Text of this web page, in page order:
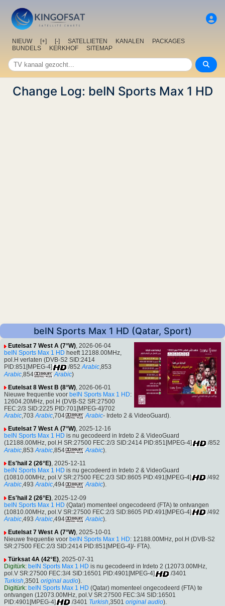
NIEUW [+] [-] SATELLIETEN KANALEN
PACKAGES
BUNDELS
KERKHOF SITEMAP
Change Log: beIN Sports Max 1 HD
beIN Sports Max 1 HD (Qatar, Sport)
Eutelsat 7 West A (7°W), 2026-06-04
beIN Sports Max 1 HD heeft 12188.00MHz,
pol.H verlaten (DVB-S2 SID:2414
PID:851[MPEG-4]
/852 Arabic,853
Arabic ,854 Arabic)
Eutelsat 8 West B (8°W), 2026-06-01
Nieuwe frequentie voor beIN Sports Max 1 HD:
12604.20MHz, pol.H (DVB-S2 SR:27500
FEC:2/3 SID:2225 PID:701[MPEG-4]/702
Arabic,703 Arabic,704 Arabic- Irdeto 2 & VideoGuard).
Eutelsat 7 West A (7°W), 2025-12-16
beIN Sports Max 1 HD is nu gecodeerd in Irdeto 2 & VideoGuard
(12188.00MHz, pol.H SR:27500 FEC:2/3 SID:2414 PID:851[MPEG-4]
/852
Arabic ,853 Arabic ,854 Arabic).
Es'hail 2 (26°E), 2025-12-11
beIN Sports Max 1 HD is nu gecodeerd in Irdeto 2 & VideoGuard
(10810.00MHz, pol.V SR:27500 FEC:2/3 SID:8605 PID:491[MPEG-4]
/492
Arabic,493 Arabic,494 Arabic).
Es'hail 2 (26°E) , 2025-12-09
beIN Sports Max 1 HD (Qatar) momenteel ongecodeerd (FTA) te ontvangen
(10810.00MHz, pol.V SR:27500 FEC:2/3 SID:8605 PID:491[MPEG-4]
/492
Arabic,493 Arabic,494 Arabic).
Eutelsat 7 West A (7°W), 2025-10-01
Nieuwe frequentie voor beIN Sports Max 1 HD: 12188.00MHz, pol.H (DVB-S2
SR:27500 FEC:2/3 SID:2414 PID:851[MPEG-4]/- FTA).
Türksat 4A (42°E), 2025-07-31
Digitürk: beIN Sports Max 1 HD is nu gecodeerd in Irdeto 2 (12073.00MHz,
pol.V SR:27500 FEC:3/4 SID:16501 PID:4901[MPEG-4]
/3401
Turkish ,3501 original audio).
Digitürk: beIN Sports Max 1 HD (Qatar) momenteel ongecodeerd (FTA) te
ontvangen (12073.00MHz, pol.V SR:27500 FEC:3/4 SID:16501
PID:4901[MPEG-4]
/3401 Turkish ,3501 original audio).